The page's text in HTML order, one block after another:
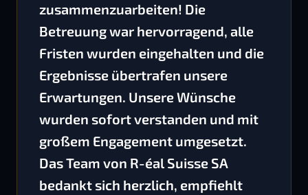
zusammenzuarbeiten! Die
Betreuung war hervorragend, alle
Fristen wurden eingehalten und die
Ergebnisse übertrafen unsere
Erwartungen. Unsere Wünsche
wurden sofort verstanden und mit
großem Engagement umgesetzt.
Das Team von R-éal Suisse SA
bedankt sich herzlich, empfiehlt